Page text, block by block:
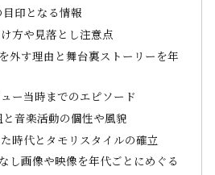
印となる情報
方や見落とし注意点
外す理由と舞台裏ストーリーを年
ー当時までのエピソード
音楽活動の個性や風貌
時代とタモリスタイルの確立
し画像や映像を年代ごとにめぐる